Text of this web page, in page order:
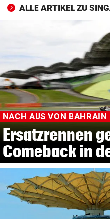
ALLE ARTIKEL ZU
NACH AUS VON BAHRAIN
Ersatzrennen
Comeback in